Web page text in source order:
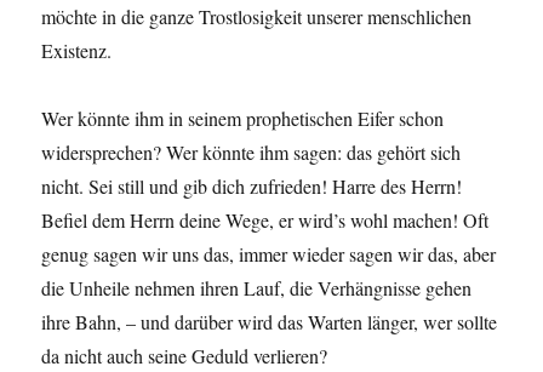
möchte in die ganze Trostlosigkeit unserer menschlichen
Existenz.
Wer könnte ihm in seinem prophetischen Eifer schon
widersprechen? Wer könnte ihm sagen: das gehört sich
nicht. Sei still und gib dich zufrieden! Harre des Herrn!
Befiel dem Herrn deine Wege, er wird’s wohl machen! Oft
genug sagen wir uns das, immer wieder sagen wir das, aber
die Unheile nehmen ihren Lauf, die Verhängnisse gehen
ihre Bahn, – und darüber wird das Warten länger, wer sollte
da nicht auch seine Geduld verlieren?